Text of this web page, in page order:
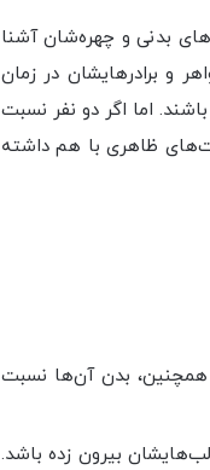
بدنی و چهره‌شان آشنا
و برادرهایشان در زمان
اما اگر دو نفر نسبت
ظاهری با هم داشته
همچنین، بدن آن‌ها نسبت
بیرون زده باشد.